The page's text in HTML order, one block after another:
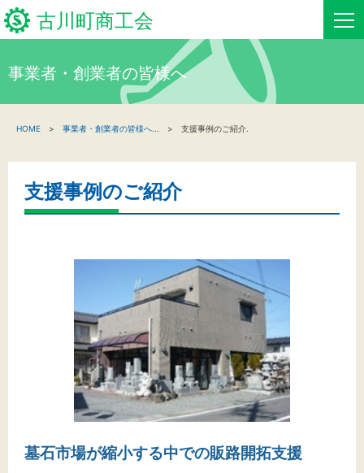
古川町商工会
新着情報
関係機関の方へ
古川町商工会からのお知らせ
お問い合わせ
標準 拡大
事業者・創業者の皆様へ
HOME 事業者・創業者の皆様へ 支援事例のご紹介.
支援事例のご紹介
墓石市場が縮小する中での販路開拓支援